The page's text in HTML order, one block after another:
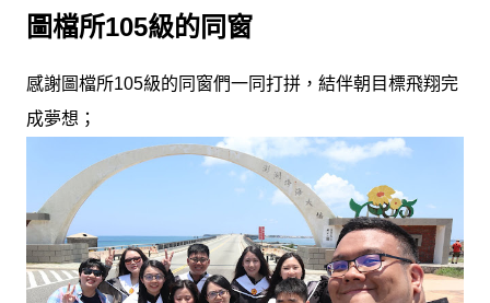
圖檔所105級的同窗
感謝圖檔所105級的同窗們一同打拼，結伴朝目標飛翔完
成夢想；